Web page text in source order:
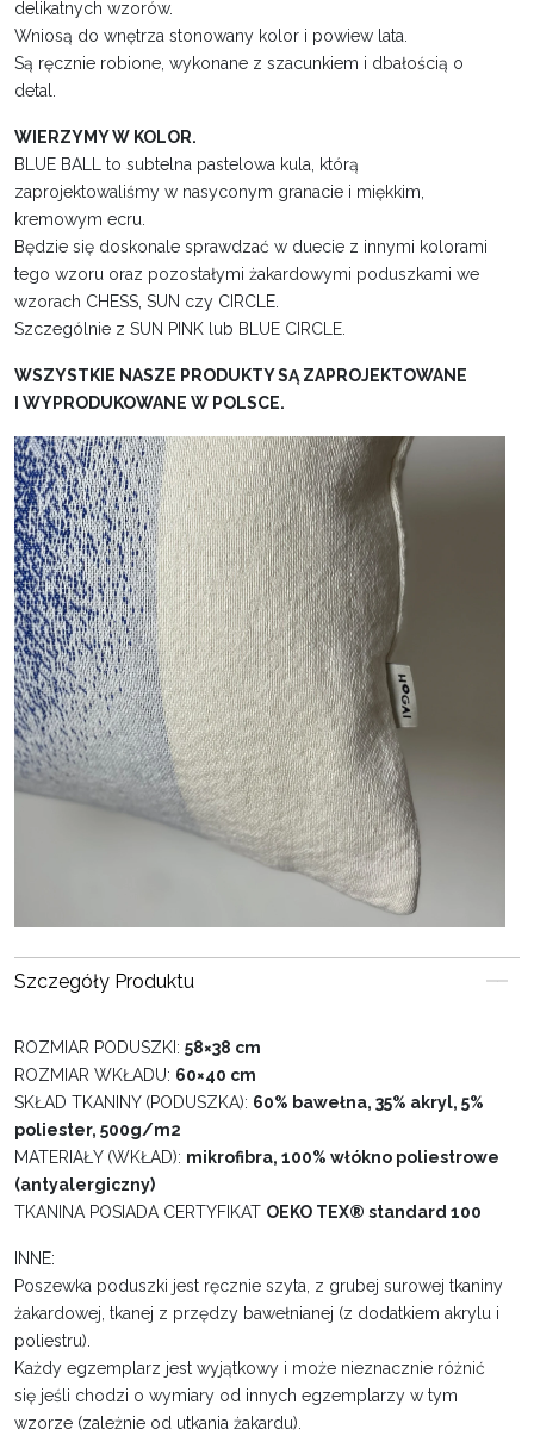
delikatnych wzorów.
Wniosą do wnętrza stonowany kolor i powiew lata.
Są ręcznie robione, wykonane z szacunkiem i dbałością o
detal.
WIERZYMY W KOLOR.
BLUE BALL to subtelna pastelowa kula, którą
zaprojektowaliśmy w nasyconym granacie i miękkim,
kremowym ecru.
Będzie się doskonale sprawdzać w duecie z innymi kolorami
tego wzoru oraz pozostałymi żakardowymi poduszkami we
wzorach CHESS, SUN czy CIRCLE.
Szczególnie z SUN PINK lub BLUE CIRCLE.
WSZYSTKIE NASZE PRODUKTY SĄ ZAPROJEKTOWANE
I WYPRODUKOWANE W POLSCE.
Szczegóły Produktu
ROZMIAR PODUSZKI: 58×38 cm
ROZMIAR WKŁADU: 60×40 cm
SKŁAD TKANINY (PODUSZKA): 60% bawełna, 35% akryl, 5%
poliester, 500g/m2
MATERIAŁY (WKŁAD): mikrofibra, 100% włókno poliestrowe
(antyalergiczny)
TKANINA POSIADA CERTYFIKAT OEKO TEX® standard 100
INNE:
Poszewka poduszki jest ręcznie szyta, z grubej surowej tkaniny
żakardowej, tkanej z przędzy bawełnianej (z dodatkiem akrylu i
poliestru).
Każdy egzemplarz jest wyjątkowy i może nieznacznie różnić
się jeśli chodzi o wymiary od innych egzemplarzy w tym
wzorze (zależnie od utkania żakardu).